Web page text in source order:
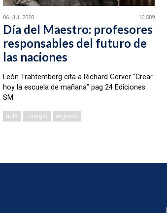
06 JUL 2020 10.589
Día del Maestro: profesores
responsables del futuro de
las naciones
León Trahtemberg cita a Richard Gerver “Crear
hoy la escuela de mañana” pag 24 Ediciones
SM
aula colegio regreso